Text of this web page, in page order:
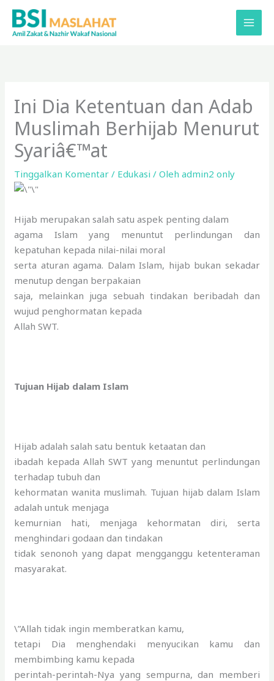
Lewati
konten
Ini Dia Ketentuan dan Adab
Muslimah Berhijab Menurut
Syariâ€™at
Tinggalkan Komentar / Edukasi / Olehadmin2 only
Hijab merupakan salah satu aspek penting dalam
agama Islam yang menuntut perlindungan dan
kepatuhan kepada nilai-nilai moral
serta aturan agama. Dalam Islam, hijab bukan sekadar
menutup dengan berpakaian
saja, melainkan juga sebuah tindakan beribadah dan
wujud penghormatan kepada
Allah SWT.
Tujuan Hijab dalam Islam
Hijab adalah salah satu bentuk ketaatan dan
ibadah kepada Allah SWT yang menuntut perlindungan
terhadap tubuh dan
kehormatan wanita muslimah. Tujuan hijab dalam Islam
adalah untuk menjaga
kemurnian hati, menjaga kehormatan diri, serta
menghindari godaan dan tindakan
tidak senonoh yang dapat mengganggu ketenteraman
masyarakat.
\”Allah tidak ingin memberatkan kamu,
tetapi Dia menghendaki menyucikan kamu dan
membimbing kamu kepada
perintah-perintah-Nya yang sempurna, dan memberi